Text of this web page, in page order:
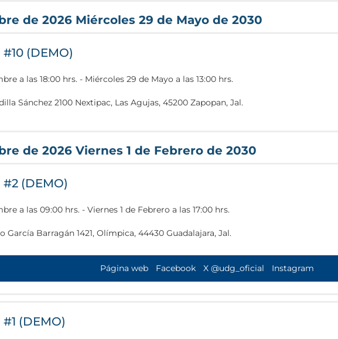
de 2026 Miércoles 29 de Mayo de 2030
(DEMO)
a las 18:00 hrs. - Miércoles 29 de Mayo a las 13:00 hrs.
maps/place/
Sánchez 2100 Nextipac, Las Agujas, 45200 Zapopan, Jal.
de 2026 Viernes 1 de Febrero de 2030
(DEMO)
a las 09:00 hrs. - Viernes 1 de Febrero a las 17:00 hrs.
maps/place/
García Barragán 1421, Olímpica, 44430 Guadalajara, Jal.
Página web- Facebook- X @udg_oficial - Instagram
(DEMO)